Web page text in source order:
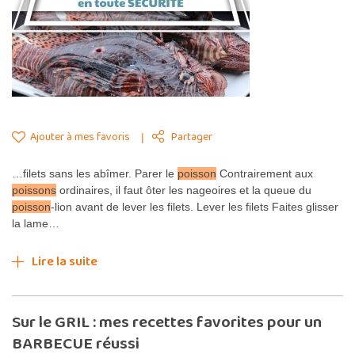
Ajouter à mes favoris Partager
…filets sans les abîmer. Parer le poisson Contrairement aux
poissons ordinaires, il faut ôter les nageoires et la queue du
poisson-lion avant de lever les filets. Lever les filets Faites glisser
la lame…
Lire la suite
Sur le GRIL : mes recettes favorites pour un
BARBECUE réussi